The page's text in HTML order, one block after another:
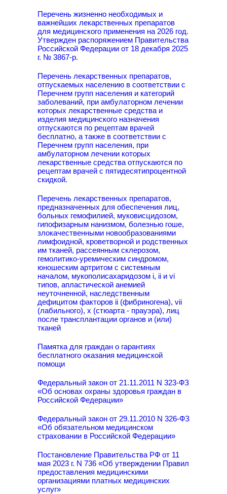
Перечень жизненно необходимых и
важнейших лекарственных препаратов
для медицинского применения на 2026 год.
Утвержден распоряжением Правительства
Российской Федерации от 18 декабря 2025
г. № 3867-р.
Перечень лекарственных препаратов,
отпускаемых населению в соответствии с
Перечнем групп населения и категорий
заболеваний, при амбулаторном лечении
которых лекарственные средства и
изделия медицинского назначения
отпускаются по рецептам врачей
бесплатно, а также в соответствии с
Перечнем групп населения, при
амбулаторном лечении которых
лекарственные средства отпускаются по
рецептам врачей с пятидесятипроцентной
скидкой.
Перечень лекарственных препаратов,
предназначенных для обеспечения лиц,
больных гемофилией, муковисцидозом,
гипофизарным нанизмом, болезнью гоше,
злокачественными новообразованиями
лимфоидной, кроветворной и родственных
им тканей, рассеянным склерозом,
гемолитико-уремическим синдромом,
юношеским артритом с системным
началом, мукополисахаридозом i, ii и vi
типов, апластической анемией
неуточненной, наследственным
дефицитом факторов ii (фибриногена), vii
(лабильного), x (стюарта - прауэра), лиц
после трансплантации органов и (или)
тканей
Памятка для граждан о гарантиях
бесплатного оказания медицинской
помощи
Федеральный закон от 21.11.2011 N 323-ФЗ
«Об основах охраны здоровья граждан в
Российской Федерации»
Федеральный закон от 29.11.2010 N 326-ФЗ
«Об обязательном медицинском
страховании в Российской Федерации»
Постановление Правительства РФ от 11
мая 2023 г. N 736 «Об утверждении Правил
предоставления медицинскими
организациями платных медицинских
услуг»